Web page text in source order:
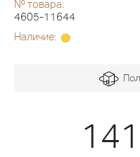
№ товара:
4605-11644
Наличие: